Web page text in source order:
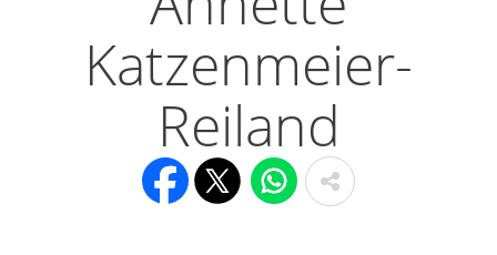
Katzenmeier-
Reiland